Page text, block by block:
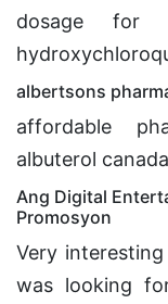
dosage for
albertsons
affordable
albuterol
Ang Digital
Promosyon
Very
was looking